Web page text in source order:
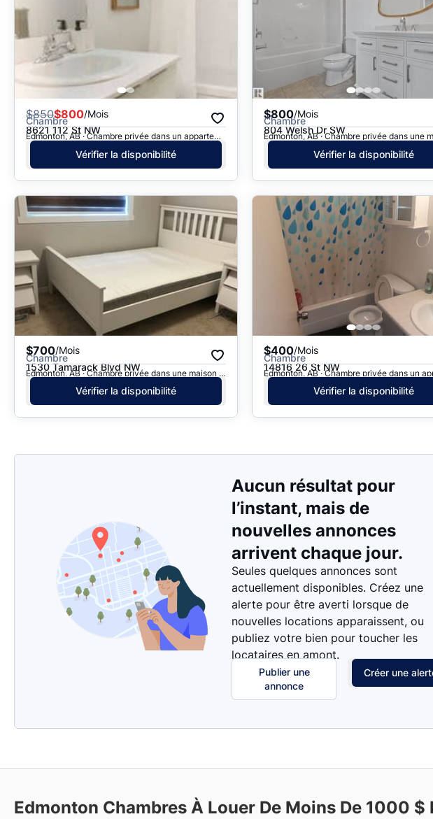
$850$800/Mois
Chambre
8621 112 St NW
Edmonton, AB · Chambre privée dans un appartement
Vérifier la disponibilité
$800/Mois
Chambre
804 Welsh Dr SW
Vérifier la disponibilité
$700/Mois
Chambre
1530 Tamarack Blvd NW
Edmonton, AB · Chambre privée dans une maison en rangée
Vérifier la disponibilité
$400/Mois
Chambre
14816 26 St NW
Vérifier la disponibilité
Aucun résultat pour
l’instant, mais de
nouvelles annonces
arrivent chaque jour.
Seules quelques annonces sont
actuellement disponibles. Créez une
alerte pour être averti lorsque de
nouvelles locations apparaissent, ou
publiez votre bien pour toucher les
locataires en amont.
Publier une
annonce
Créer une
Edmonton Chambres À Louer De Moins De 1000 $